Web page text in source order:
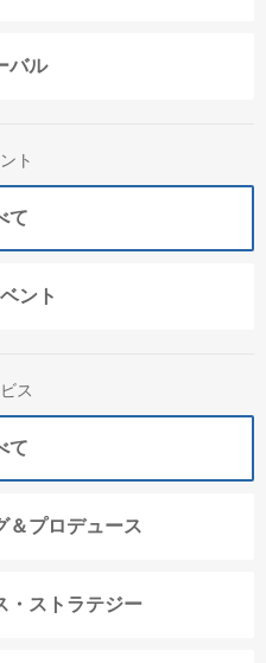
バル
ト
て
ント
ス
て
＆プロデュース
・ストラテジー